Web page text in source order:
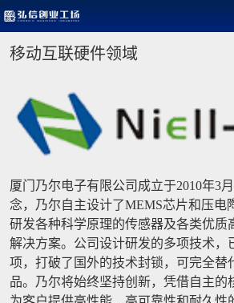
移动互联硬件领域
厦门乃尔电子有限公司成立于2010年3
念，乃尔自主设计了MEMS芯片和压电
研发各种科学原理的传感器及各类优质
解决方案。公司设计研发的多项技术，
项，打破了国外的技术封锁，可完全替
品。乃尔将始终坚持创新，凭借自主的